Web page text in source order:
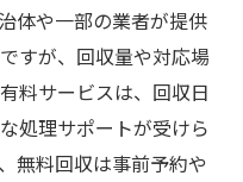
体や一部の業者が提供
すが、回収量や対応場
料サービスは、回収日
処理サポートが受けら
無料回収は事前予約や